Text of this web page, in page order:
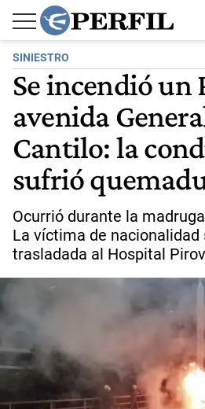
SINIESTRO
Se incendió un
avenida
Cantilo: la
sufrió
Ocurrió durante la
La víctima de nacionalidad
trasladada al Hospital